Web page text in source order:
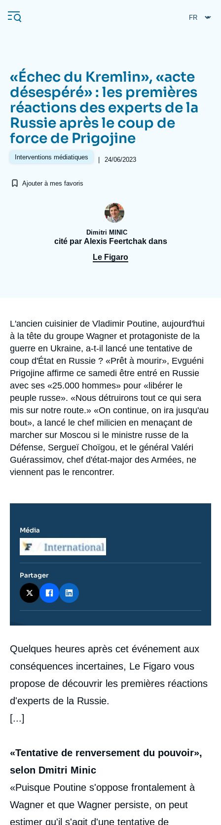
au
contenu
Navigation
principale
L'Ifri
Analyses
Se connecter
À propos de l'Ifri Recherches fréquentes
«Échec du Kremlin», «acte
désespéré» : les premières
réactions des experts de la
Russie après le coup de
force de Prigojine
Interventions médiatiques | 24/06/2023
Ajouter à mes favoris
Dimitri MINIC
cité par Alexis Feertchak dans
Le Figaro
Accroche
L'ancien cuisinier de Vladimir Poutine, aujourd'hui
à la tête du groupe Wagner et protagoniste de la
guerre en Ukraine, a-t-il lancé une tentative de
coup d'État en Russie ? «Prêt à mourir», Evguéni
Prigojine affirme ce samedi être entré en Russie
avec ses «25.000 hommes» pour «libérer le
peuple russe». «Nous détruirons tout ce qui sera
mis sur notre route.» «On continue, on ira jusqu'au
bout», a lancé le chef milicien en menaçant de
marcher sur Moscou si le ministre russe de la
Défense, Sergueï Choïgou, et le général Valéri
Guérassimov, chef d'état-major des Armées, ne
viennent pas le rencontrer.
Contenu
intervention
médiatique
Quelques heures après cet événement aux
conséquences incertaines, Le Figaro vous
propose de découvrir les premières réactions
d'experts de la Russie.
[...]
«Tentative de renversement du pouvoir»,
selon Dmitri Minic
«Puisque Poutine s'oppose frontalement à
Wagner et que Wagner persiste, on peut
estimer qu'il s'agit d'une tentative de
Média
Logo
Partager